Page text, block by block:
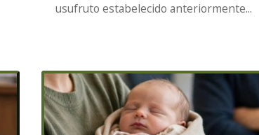
usufruto estabelecido anteriormente...